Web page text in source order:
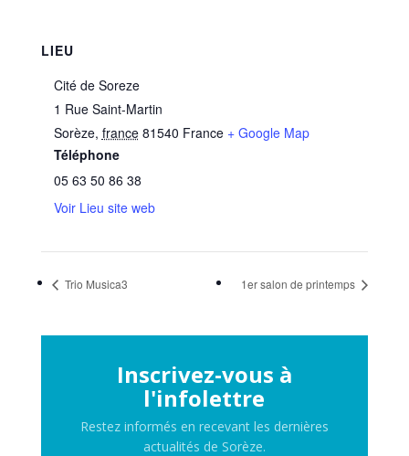
LIEU
Cité de Soreze
1 Rue Saint-Martin
Sorèze, france 81540 France + Google Map
Téléphone
05 63 50 86 38
Voir Lieu site web
Trio Musica3 1er salon de printemps
Inscrivez-vous à
l'infolettre
Restez informés en recevant les dernières
actualités de Sorèze.